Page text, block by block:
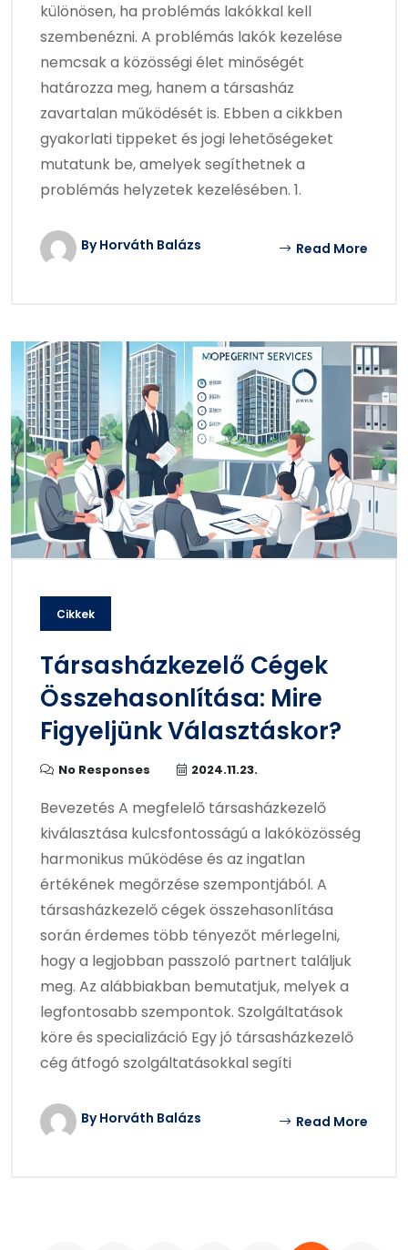
különösen, ha problémás lakókkal kell
szembenézni. A problémás lakók kezelése
nemcsak a közösségi élet minőségét
határozza meg, hanem a társasház
zavartalan működését is. Ebben a cikkben
gyakorlati tippeket és jogi lehetőségeket
mutatunk be, amelyek segíthetnek a
problémás helyzetek kezelésében. 1.
By Horváth Balázs Read More
Cikkek
Társasházkezelő Cégek
Összehasonlítása: Mire
Figyeljünk Választáskor?
No Responses 2024.11.23.
Bevezetés A megfelelő társasházkezelő
kiválasztása kulcsfontosságú a lakóközösség
harmonikus működése és az ingatlan
értékének megőrzése szempontjából. A
társasházkezelő cégek összehasonlítása
során érdemes több tényezőt mérlegelni,
hogy a legjobban passzoló partnert találjuk
meg. Az alábbiakban bemutatjuk, melyek a
legfontosabb szempontok. Szolgáltatások
köre és specializáció Egy jó társasházkezelő
cég átfogó szolgáltatásokkal segíti
By Horváth Balázs Read More